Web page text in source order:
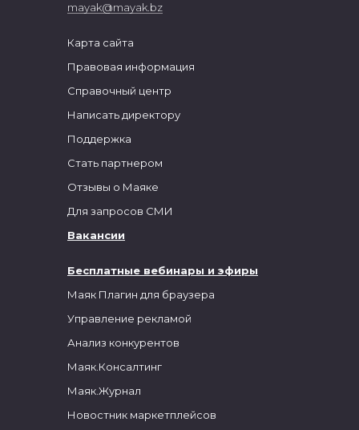
mayak@mayak.bz
Бесплатные вебинары и эфиры
Маяк Плагин для браузера
Управление рекламой
Анализ конкурентов
Маяк.Консалтинг
Маяк.Журнал
Новостник маркетплейсов
Карта сайта
Правовая информация
Справочный центр
Написать директору
Поддержка
Стать партнером
Отзывы о Маяке
Для запросов СМИ
Вакансии